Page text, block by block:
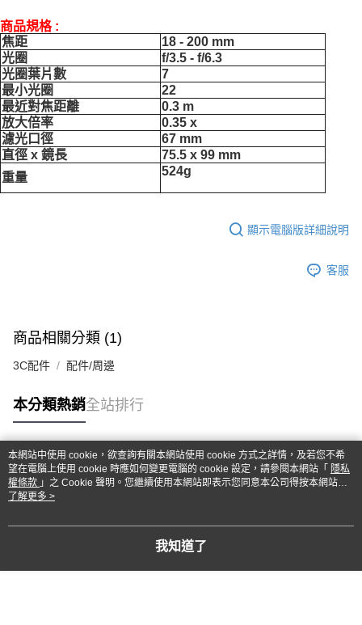
商品規格 :
焦距
18 - 200 mm
光圈
f/3.5 - f/6.3
光圈葉片數
7
最小光圈
22
最近對焦距離
0.3 m
放大倍率
0.35 x
濾光口徑
67 mm
直徑 x 鏡長
75.5 x 99 mm
重量
524g
顯示電腦版詳細說明
客服
商品相關分類 (1)
3C配件 配件/周邊
本分類熱銷全站排行
熱門標籤
本網站中使用 cookie，欲查詢有關本網站使用 cookie 方式之詳情，及若您不希
望在電腦上使用 cookie 時應如何變更電腦的 cookie 設定，請參閱本網站「 隱私
權條款 」之 Cookie 聲明。您繼續使用本網站即表示您同意本公司得按本網站使
用條款之 Cookie 聲明使用 cookie。
了解更多 >
我知道了